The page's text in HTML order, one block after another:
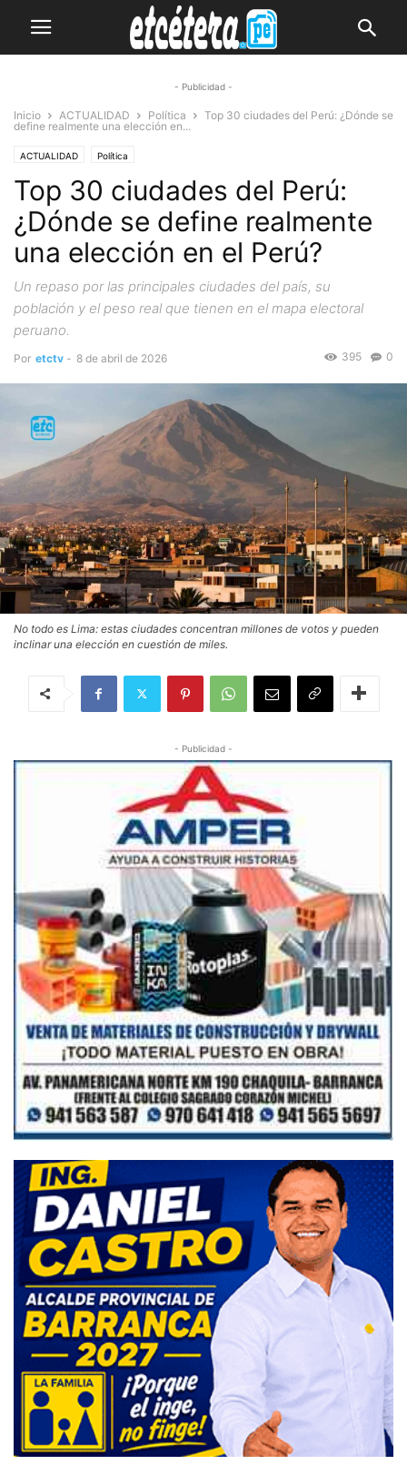
- Publicidad -
Inicio ACTUALIDAD Política
Top 30 ciudades del Perú: ¿Dónde se
define realmente una elección en...
ACTUALIDAD Política
Top 30 ciudades del Perú:
¿Dónde se define realmente
una elección en el Perú?
Un repaso por las principales ciudades del país, su
población y el peso real que tienen en el mapa electoral
peruano.
Por etctv - 8 de abril de 2026 0
395
No todo es Lima: estas ciudades concentran millones de votos y pueden
inclinar una elección en cuestión de miles.
- Publicidad -